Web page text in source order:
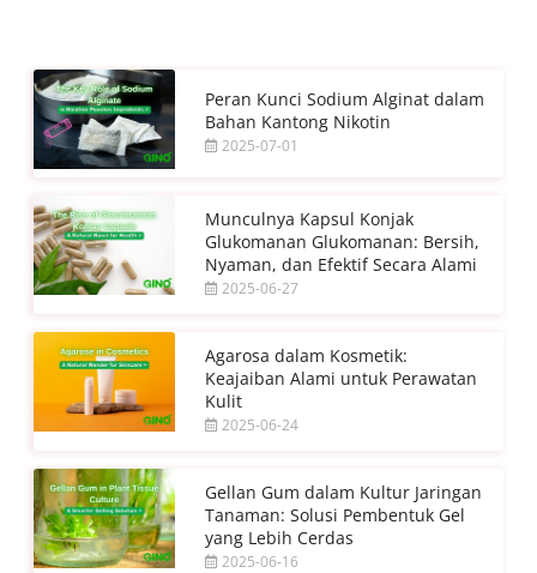
Peran Kunci Sodium Alginat dalam
Bahan Kantong Nikotin
2025-07-01
Munculnya Kapsul Konjak
Glukomanan Glukomanan: Bersih,
Nyaman, dan Efektif Secara Alami
2025-06-27
Agarosa dalam Kosmetik:
Keajaiban Alami untuk Perawatan
Kulit
2025-06-24
Gellan Gum dalam Kultur Jaringan
Tanaman: Solusi Pembentuk Gel
yang Lebih Cerdas
2025-06-16